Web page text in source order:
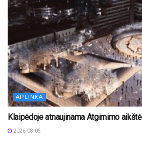
APLINKA
Klaipėdoje atnaujinama Atgimimo aikštė
2026-08-05